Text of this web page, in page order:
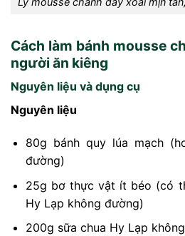
Cách làm bánh mousse
người ăn kiêng
Nguyên liệu và dụng cụ
Nguyên liệu
80g bánh quy lúa mạch
đường)
25g bơ thực vật ít béo (có
Hy Lạp không đường)
200g sữa chua Hy Lạp